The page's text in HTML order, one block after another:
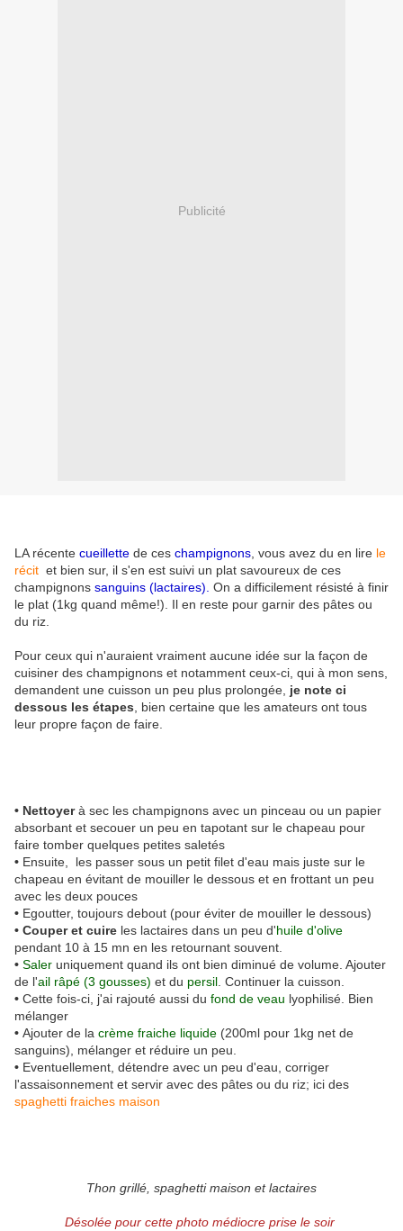
Publicité
LA récente cueillette de ces champignons , vous avez du en lire le
récit et bien sur, il s'en est suivi un plat savoureux de ces
champignons sanguins (lactaires). On a difficilement résisté à finir
le plat (1kg quand même!). Il en reste pour garnir des pâtes ou
du riz.
Pour ceux qui n'auraient vraiment aucune idée sur la façon de
cuisiner des champignons et notamment ceux-ci, qui à mon sens,
demandent une cuisson un peu plus prolongée, je note ci
dessous les étapes , bien certaine que les amateurs ont tous
leur propre façon de faire.
• Nettoyerà sec les champignons avec un pinceau ou un papier
absorbant et secouer un peu en tapotant sur le chapeau pour
faire tomber quelques petites saletés
• Ensuite, les passer sous un petit filet d'eau mais juste sur le
chapeau en évitant de mouiller le dessous et en frottant un peu
avec les deux pouces
• Egoutter, toujours debout (pour éviter de mouiller le dessous)
• Couper et cuire les lactaires dans un peu d'huile d'olive
pendant 10 à 15 mn en les retournant souvent.
• Saler uniquement quand ils ont bien diminué de volume. Ajouter
de l'ail râpé (3 gousses) et du persil . Continuer la cuisson.
• Cette fois-ci, j'ai rajouté aussi du fond de veau lyophilisé. Bien
mélanger
• Ajouter de la crème fraiche liquide (200ml pour 1kg net de
sanguins), mélanger et réduire un peu.
• Eventuellement, détendre avec un peu d'eau, corriger
l'assaisonnement et servir avec des pâtes ou du riz; ici des
spaghetti fraiches maison
Thon grillé, spaghetti maison et lactaires
Désolée pour cette photo médiocre prise le soir